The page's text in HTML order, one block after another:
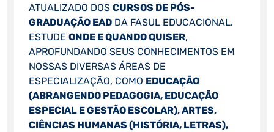
ATUALIZADO DOS CURSOS DE PÓS-
GRADUAÇÃO EADDA FASUL EDUCACIONAL.
ESTUDE ONDE E QUANDO QUISER,
APROFUNDANDO SEUS CONHECIMENTOS EM
NOSSAS DIVERSAS ÁREAS DE
ESPECIALIZAÇÃO, COMO EDUCAÇÃO
(ABRANGENDO PEDAGOGIA, EDUCAÇÃO
ESPECIAL E GESTÃO ESCOLAR), ARTES,
CIÊNCIAS HUMANAS (HISTÓRIA, LETRAS),